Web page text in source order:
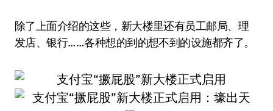
除了上面介绍的这些，新大楼里还有员工邮局、理
发店、银行……各种想的到的想不到的设施都齐了。